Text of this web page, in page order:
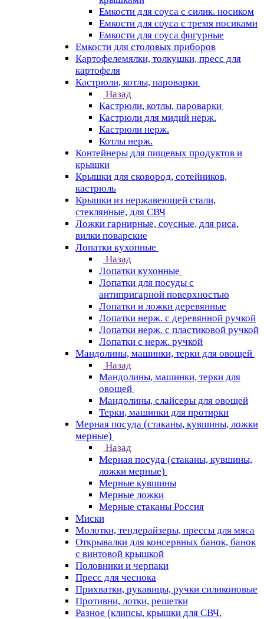
Емкости для соуса с силик. носиком
Емкости для соуса с тремя носиками
Емкости для соуса фигурные
Емкости для столовых приборов
Картофелемялки, толкушки, пресс для
картофеля
Кастрюли, котлы, пароварки
Назад
Кастрюли, котлы, пароварки
Кастрюли для мидий нерж.
Кастрюли нерж.
Котлы нерж.
Контейнеры для пищевых продуктов и
крышки
Крышки для сковород, сотейников,
кастрюль
Крышки из нержавеющей стали,
стеклянные, для СВЧ
Ложки гарнирные, соусные, для риса,
вилки поварские
Лопатки кухонные
Назад
Лопатки кухонные
Лопатки для посуды с
антипригарной поверхностью
Лопатки и ложки деревянные
Лопатки нерж. с деревянной ручкой
Лопатки нерж. с пластиковой ручкой
Лопатки с нерж. ручкой
Мандолины, машинки, терки для овощей
Назад
Мандолины, машинки, терки для
овощей
Мандолины, слайсеры для овощей
Терки, машинки для протирки
Мерная посуда (стаканы, кувшины, ложки
мерные)
Назад
Мерная посуда (стаканы, кувшины,
ложки мерные)
Мерные кувшины
Мерные ложки
Мерные стаканы Россия
Миски
Молотки, тендерайзеры, прессы для мяса
Открывалки для консервных банок, банок
с винтовой крышкой
Половники и черпаки
Пресс для чеснока
Прихватки, рукавицы, ручки силиконовые
Противни, лотки, решетки
Разное (клипсы, крышки для СВЧ,